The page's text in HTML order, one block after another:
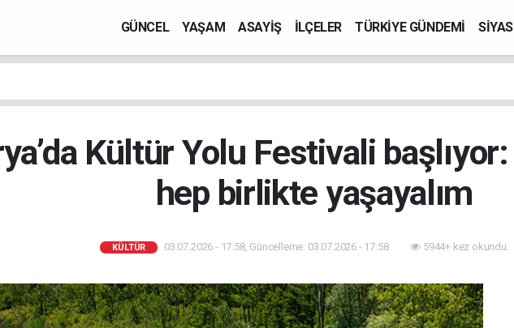
GÜNCEL YAŞAM ASAYİŞ İLÇELER TÜRKİYE GÜNDEMİ
Kültür Yolu Festivali başlıyor:
hep birlikte yaşayalım
KÜLTÜR 03.07.2026 - 17:58, Güncelleme: 03.07.2026 - 17:58 5944+ kez okundu.